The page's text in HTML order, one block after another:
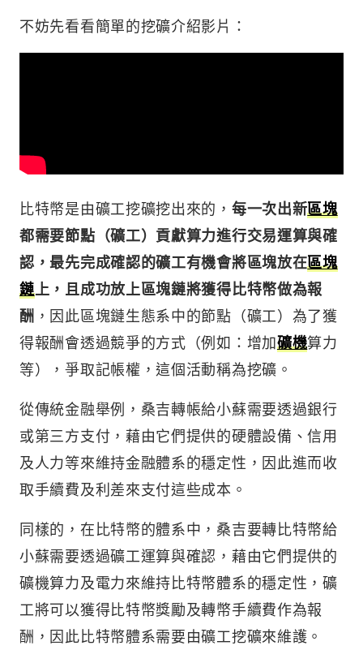
不妨先看看簡單的挖礦介紹影片：
比特幣是由礦工挖礦挖出來的， 每一次出新區塊
都需要節點（礦工）貢獻算力進行交易運算與確
認，最先完成確認的礦工有機會將區塊放在區塊
鏈上，且成功放上區塊鏈將獲得比特幣做為報
酬 ，因此區塊鏈生態系中的節點（礦工）為了獲
得報酬會透過競爭的方式（例如：增加礦機算力
等），爭取記帳權，這個活動稱為挖礦。
從傳統金融舉例，桑吉轉帳給小蘇需要透過銀行
或第三方支付，藉由它們提供的硬體設備、信用
及人力等來維持金融體系的穩定性，因此進而收
取手續費及利差來支付這些成本。
同樣的，在比特幣的體系中，桑吉要轉比特幣給
小蘇需要透過礦工運算與確認，藉由它們提供的
礦機算力及電力來維持比特幣體系的穩定性，礦
工將可以獲得比特幣獎勵及轉幣手續費作為報
酬，因此比特幣體系需要由礦工挖礦來維護。